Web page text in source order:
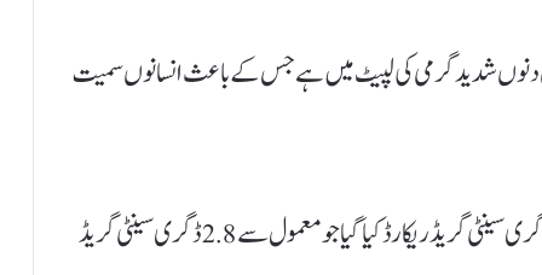
ان دنوں شدید گرمی کی لپیٹ میں ہے جس کے باعث انسانوں سمیت
اکولا میں حال ہی میں زیادہ سے زیادہ درجہ حرارت 44 ڈگری سینٹی گریڈ ریکارڈ کیا گیا جو معمول سے 2.8 ڈگری سینٹی گریڈ